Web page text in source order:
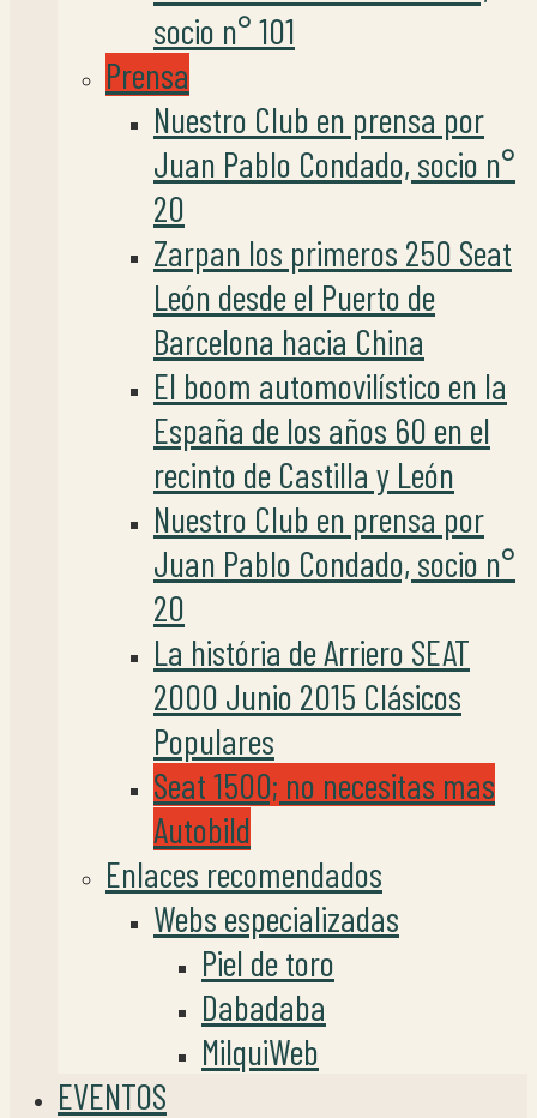
socio n° 101
Prensa
Nuestro Club en prensa por
Juan Pablo Condado, socio n°
20
Zarpan los primeros 250 Seat
León desde el Puerto de
Barcelona hacia China
El boom automovilístico en la
España de los años 60 en el
recinto de Castilla y León
Nuestro Club en prensa por
Juan Pablo Condado, socio n°
20
La história de Arriero SEAT
2000 Junio 2015 Clásicos
Populares
Seat 1500; no necesitas mas
Autobild
Enlaces recomendados
Webs especializadas
Piel de toro
Dabadaba
MilquiWeb
EVENTOS